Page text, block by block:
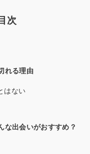
次
れる理由
はない
な出会いがおすすめ？